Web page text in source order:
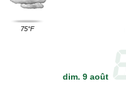
75°F
dim. 9 août